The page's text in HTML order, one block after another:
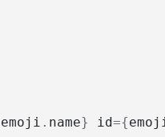
emoji . name} id={emoji